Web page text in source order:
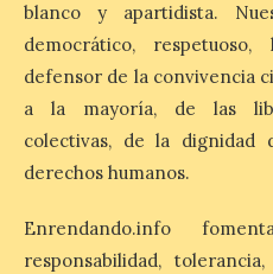
El nuevo
Billionhands
diez
tomarse una caña este
Madrid a la cabeza de la lista.
ocupa el noveno lugar. Los
blanco y apartidista.
democrático,
defensor de la convivencia
a la mayoría, de las
colectivas, de la
derechos humanos.
Enrendando.info
responsabilidad,